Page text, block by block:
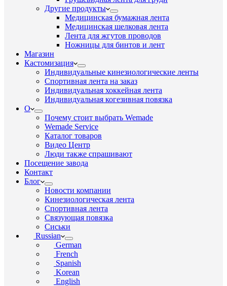
Другие продукты
Медицинская бумажная лента
Медицинская шелковая лента
Лента для жгутов проводов
Ножницы для бинтов и лент
Магазин
Кастомизация
Индивидуальные кинезиологические ленты
Спортивная лента на заказ
Индивидуальная хоккейная лента
Индивидуальная когезивная повязка
О
Почему стоит выбрать Wemade
Wemade Service
Каталог товаров
Видео Центр
Люди также спрашивают
Посещение завода
Контакт
Блог
Новости компании
Кинезиологическая лента
Спортивная лента
Связующая повязка
Сиськи
Russian
German
French
Spanish
Korean
English